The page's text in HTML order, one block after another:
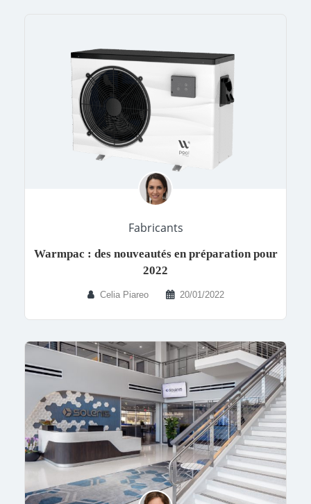
Fabricants
Warmpac : des nouveautés en préparation pour
2022
Celia Piareo 20/01/2022